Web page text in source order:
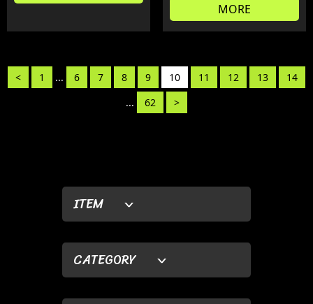
ITEM
CATEGORY
MORE
< 1 ... 6 7 8 9 10 11 12 13
14
...
62 >